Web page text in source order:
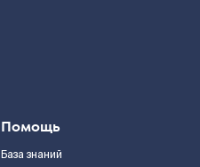
Помощь
База знаний